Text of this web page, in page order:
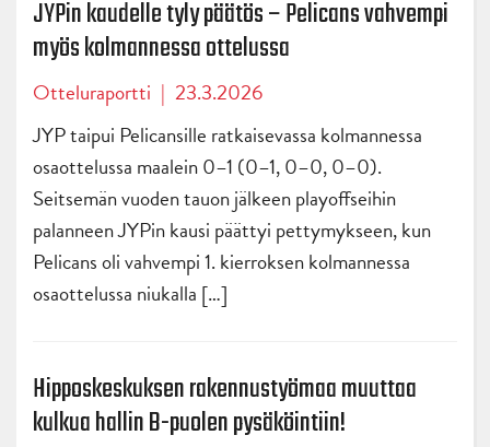
JYPin kaudelle tyly päätös – Pelicans vahvempi
myös kolmannessa ottelussa
Otteluraportti | 23.3.2026
JYP taipui Pelicansille ratkaisevassa kolmannessa
osaottelussa maalein 0–1 (0–1, 0–0, 0–0).
Seitsemän vuoden tauon jälkeen playoffseihin
palanneen JYPin kausi päättyi pettymykseen, kun
Pelicans oli vahvempi 1. kierroksen kolmannessa
osaottelussa niukalla […]
Hipposkeskuksen rakennustyömaa muuttaa
kulkua hallin B-puolen pysäköintiin!